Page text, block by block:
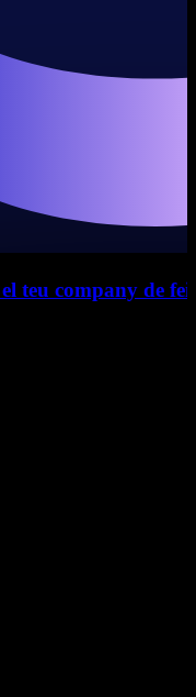
teu company de